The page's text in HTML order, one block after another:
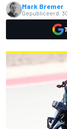
Mark Bremer
Gepubliceerd: